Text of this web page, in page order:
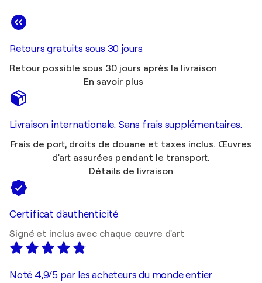
Retours gratuits sous 30 jours
Retour possible sous 30 jours après la livraison
En savoir plus
Livraison internationale. Sans frais supplémentaires.
Frais de port, droits de douane et taxes inclus. Œuvres
d'art assurées pendant le transport.
Détails de livraison
Certificat d'authenticité
Signé et inclus avec chaque œuvre d'art
Noté 4,9/5 par les acheteurs du monde entier